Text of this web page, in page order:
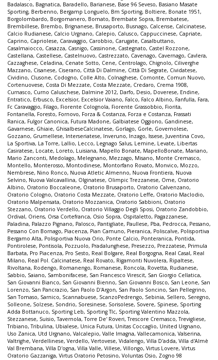
Badalasco, Bagnatica, Baradello, Barianese, Base 96 Seveso, Basiano Masate
Sporting, Berbenno, Bergamp Longuelo, Bm Sporting, Boltiere, Bonate 1951,
Borgolombardo, Borgomanero, Bornato, Brembate Sopra, Brembatese,
Brembillese, Brembo, Brignanese, Brusaporto, Busnago, Calcense, Calcinatese,
Calcio Rudianese, Calcio Urgnano, Calepio, Calusco, Cappuccinese, Capriate,
Caprino, Capriolese, Caravaggio, Carobbio, Carugate, Casalbuttano,
Casalmaiocco, Casazza, Casnigo, Cassinone, Castegnato, Castel Rozzone,
Castellana, Castellese, Castelnuovo, Castrezzato, Cavenago, Cavernago, Cavlera,
Cazzaghese, Celadina, Cenate Sotto, Cene, Centrolago, Chignolo, Ciliverghe
Mazzano, Cisanese, Ciserano, Città Di Dalmine, Città Di Segrate, Cividatese,
Cividino, Clusone, Codogno, Colle Alto, Colnaghese, Comonte, Comun Nuovo,
Cortenuovese, Costa Di Mezzate, Costa Mezzate, Credaro, Crema 1908,
Curnasco, Curno Caluschese, Dalmine 2012, Darfo, Desio, Doverese, Endine,
Entratico, Erbusco, Excelsior, Excelsior Vaiano, Falco, Falco Albino, Fanfulla, Fara,
Fc Caravaggio, Filago, Fiorente Colognola, Fiorente Grassobbio, Fiorita,
Fontanella, Foresto, Fornovo, Forza & Costanza, Forza e Costanza, Frassati
Ranica, Fulgor Canonica, Futura Madone, Galbiatese Oggiono, Gandinese,
Gavarnese, Ghiaie, GhisalbeseCalcinatese, Gorlago, Gorle, Governolese,
Gozzano, Grumellese, Interseriatese, Inveruno, Inzago, Issese, Juventina Covo,
La Sportiva, La Torre, Lallio, Lecco, Legnago Salus, Lemine, Levate, Libertas
Casiratese, Locate, Loreto, Luisiana, Mapello Bonate, MapelloBonate, Mariano,
Mario Zanconti, Medolago, Melegnano, Mezzago, Misano, Monte Cremasco,
Montello, Monterosso, Montodinese, Montorfano Rovato, Monvico, Mozzo,
Nembrese, Nino Ronco, Nuova Atletic Almenno, Nuova Frontiera, Nuova
Selvino, Nuova Valcavallina, Olginatese, Olimpic Trezzanese, Ome, Oratorio
Albino, Oratorio Boccaleone, Oratorio Brusaporto, Oratorio Calvenzano,
Oratorio Cologno, Oratorio Costa Mezzate, Oratorio Leffe, Oratorio Maclodio,
Oratorio Malpensata, Oratorio Mozzanica, Oratorio Sabbioni, Oratorio
Stezzano, Oratorio Verdello, Oratorio Villaggio Degli Sposi, Oratorio Zandobbio,
Ordival, Oriens, Orsa Cortefranca, Osio Sopra, Ospitaletto, Pagazzanese,
Paladina, Palazzo Pignano, Palosco, Pantigliate, Paullese, Pba, Pedrocca, Pessano,
Pessano Con Bornago, Piacenza, Pian Camuno, Pieranica, Poliscalve, Polisportiva
Bergamo Alta, Polisportiva Nuova Orio, Ponte Calcio, Ponteranica, Pontida,
Pontirolese, Pontisola, Pozzuolo, Pradalunghese, Presezzo, Prezzatese, Primula
Barbata, Pro Piacenza, Pro Sesto, Real Bolgare, Real Borgogna, Real Casal, Real
Milano, Real Pol. Calcinatese, Real Rovato, Rigamonti Nuvolera, Ripaltese,
Rivoltana, Rodengo, Romanengo, Romanese, Roncola, Rovetta, Rudianese,
Sabbio, Saiano, Sambonifacese, San Francesco Virescit, San Giorgio Cellatica,
San Giovanni Bianco, San Giovanni Bienno, San Giovanni Bosco, San Leone, San
Lorenzo, San Pancrazio, San Paolo D'Argon, San Paolo Soncino, San Pellegrino,
San Tomaso, Sarnico, Scannabuese, ScanzoPedrengo, Sebinia, Sellero, Seregno,
Solleone, Solzese, Sondrio, Soresinese, Sorisolese, Sovere, Spinese, Sporting
Adda Bottanuco, Sporting Leb, Sporting Tlc, Sporting Valentino Mazzola,
Stezzanese, Suisio,Tavernola,Torre De' Roveri,Trescore Cremasco,Trevigliese,
Tribiano,Tribulina, Ubialese, Unica Futura, Unitas Coccaglio, United Urgnano,
Uso Zanica, Utd Urgnano, Valcalepio, Valle Imagna, Vallecamonica, Valserina,
Valtrighe, Verdellinese, Verdello, Vertovese, Vidalengo, Villa D'adda, Villa d'Almè
Val Brembana, Villa D'ogna, Villa Valle, Villese, Villongo, Virtus Lovere, Virtus
Oratorio Gazzaniga, Virtus Oratorio Petosino, Voluntas Osio, Zogno 98